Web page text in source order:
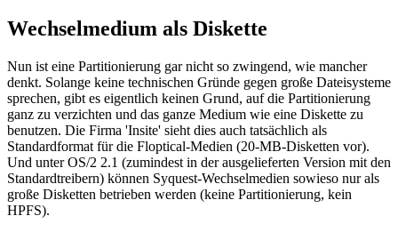
Wechselmedium als Diskette
Nun ist eine Partitionierung gar nicht so zwingend, wie mancher
denkt. Solange keine technischen Gründe gegen große Dateisysteme
sprechen, gibt es eigentlich keinen Grund, auf die Partitionierung
ganz zu verzichten und das ganze Medium wie eine Diskette zu
benutzen. Die Firma 'Insite' sieht dies auch tatsächlich als
Standardformat für die Floptical-Medien (20-MB-Disketten vor).
Und unter OS/2 2.1 (zumindest in der ausgelieferten Version mit den
Standardtreibern) können Syquest-Wechselmedien sowieso nur als
große Disketten betrieben werden (keine Partitionierung, kein
HPFS).